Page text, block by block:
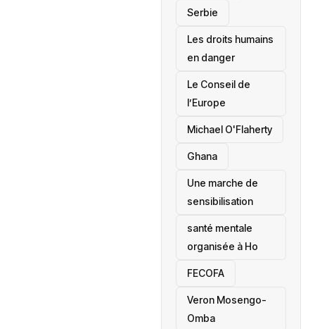
‎Serbie
Les droits humains
en danger
‎Le Conseil de
l’Europe
Michael O'Flaherty
‎Ghana
Une marche de
sensibilisation
santé mentale
organisée à Ho
‎FECOFA
Veron Mosengo-
Omba